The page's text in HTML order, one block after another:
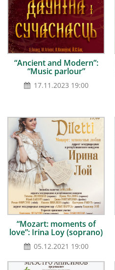
“Ancient and Modern”:
“Music parlour”
17.11.2023 19:00
“Mozart: moments of
love”: Irina Loy (soprano)
05.12.2021 19:00